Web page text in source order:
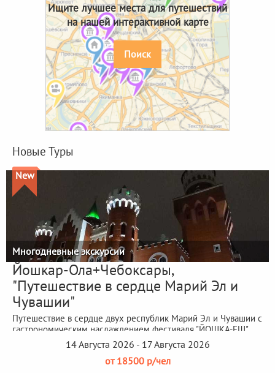
Ищите лучшее места для путешествий
на нашей интерактивной карте
Поиск
Новые Туры
New
Многодневные экскурсии
Йошкар-Ола+Чебоксары,
"Путешествие в сердце Марий Эл и
Чувашии"
Путешествие в сердце двух республик Марий Эл и Чувашии с
гастрономическим наслаждением фестиваля "ЙОШКА-ЕШ"
14 Августа 2026 - 17 Августа 2026
от 18500 р/чел